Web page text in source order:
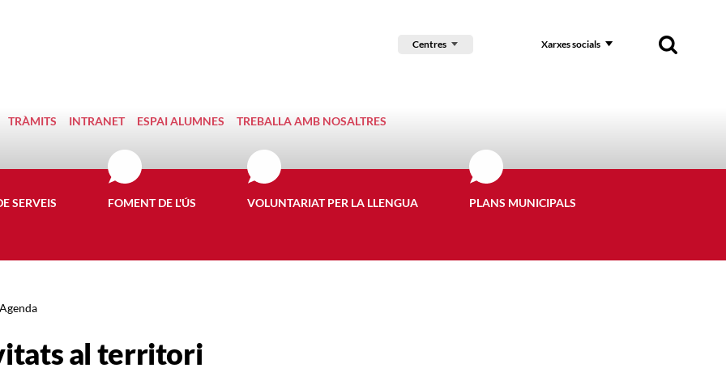
Centres Xarxes socials
TRÀMITS INTRANET ESPAI ALUMNES TREBALLA AMB NOSALTRES
SERVEIS FOMENT DE L'ÚS VOLUNTARIAT PER LA LLENGUA PLANS MUNICIPALS
Agenda
al territori